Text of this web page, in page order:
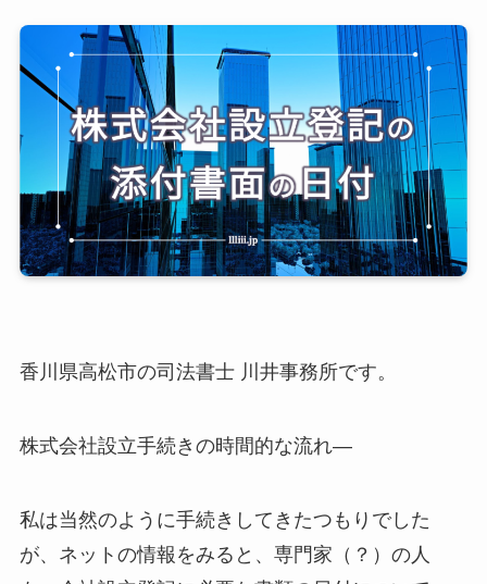
香川県高松市の司法書士 川井事務所です。
株式会社設立手続きの時間的な流れ―
私は当然のように手続きしてきたつもりでした
が、ネットの情報をみると、専門家（？）の人